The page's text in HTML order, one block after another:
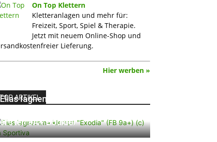
On Top Klettern
Kletteranlagen und mehr für:
Freizeit, Sport, Spiel & Therapie.
Jetzt mit neuem Online-Shop und
Lieferung.
Hier werben »
ARTIKEL
Elias Iagnemma klettert „Exodia“:
ersten 9A+ Boulder